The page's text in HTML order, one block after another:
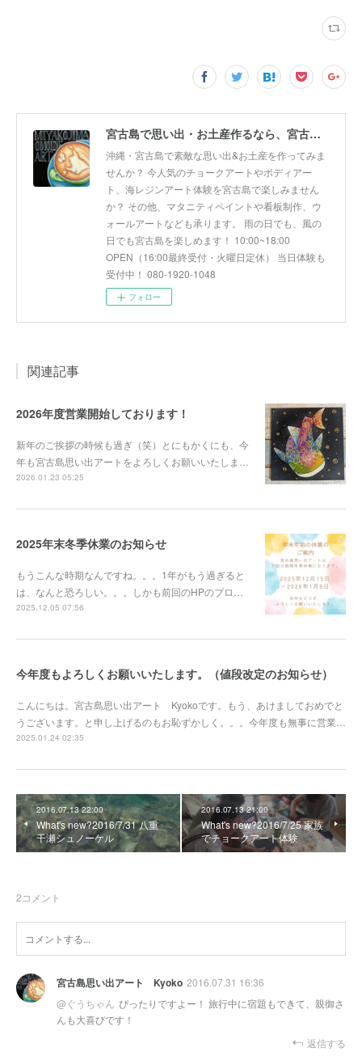
宮古島で思い出・お土産作るなら、宮古島思い出アート。人気のボディアートやチョークアート、海レジンアート体験が楽しめます！
沖縄・宮古島で素敵な思い出&お土産を作ってみま
せんか？ 今人気のチョークアートやボディアー
ト、海レジンアート体験を宮古島で楽しみません
か？ その他、マタニティペイントや看板制作、ウ
ォールアートなども承ります。 雨の日でも、風の
日でも宮古島を楽しめます！ 10:00~18:00
OPEN（16:00最終受付・火曜日定休） 当日体験も
受付中！ 080-1920-1048
フォロー
関連記事
2026年度営業開始しております！
新年のご挨拶の時候も過ぎ（笑）とにもかくにも、今
年も宮古島思い出アートをよろしくお願いいたしま…
2026.01.23 05:25
2025年末冬季休業のお知らせ
もうこんな時期なんですね。。。1年がもう過ぎると
は、なんと恐ろしい。。。しかも前回のHPのブロ…
2025.12.05 07:56
今年度もよろしくお願いいたします。（値段改定のお知らせ）
こんにちは。宮古島思い出アート Kyokoです。もう、あけましておめでと
うございます。と申し上げるのもお恥ずかしく。。。今年度も無事に営業…
2025.01.24 02:35
2016.07.13 22:00
What's new?2016/7/31 八重
干瀬シュノーケル
2016.07.13 21:00
What's new?2016/7/25 家族
でチョークアート体験
2コメント
宮古島思い出アート Kyoko 2016.07.31 16:36
@ぐうちゃん ぴったりですよー！ 旅行中に宿題もできて、親御さ
んも大喜びです！
返信する